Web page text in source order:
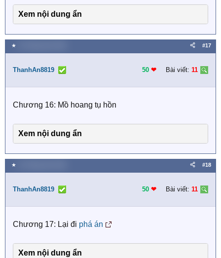
Xem nội dung ẩn
★ #17
ThanhAn8819 50 ❤︎ Bài viết: 11
Chương 16: Mồ hoang tụ hồn
Xem nội dung ẩn
★ #18
ThanhAn8819 50 ❤︎ Bài viết: 11
Chương 17: Lại đi phá án
Xem nội dung ẩn